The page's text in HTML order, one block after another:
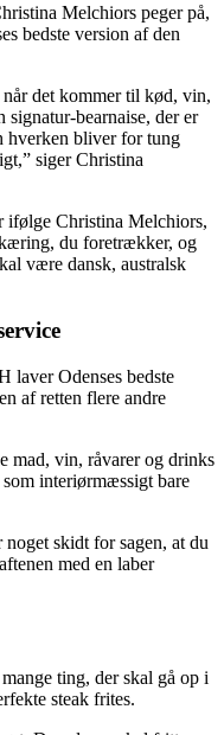
Melchiors peger på,
bedste version af den
det kommer til kød, vin,
signatur-bearnaise, der er
hverken bliver for tung
siger Christina
ifølge Christina Melchiors,
du foretrækker, og
være dansk, australsk
laver Odenses bedste
af retten flere andre
mad, vin, råvarer og drinks
interiørmæssigt bare
skidt for sagen, at du
med en laber
ting, der skal gå op i
steak frites.